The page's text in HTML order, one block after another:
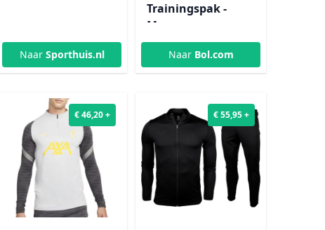
Naar Sporthuis.nl
Trainingspak -
Mannen
Naar Bol.com
€ 46,20 + € 55,95 +